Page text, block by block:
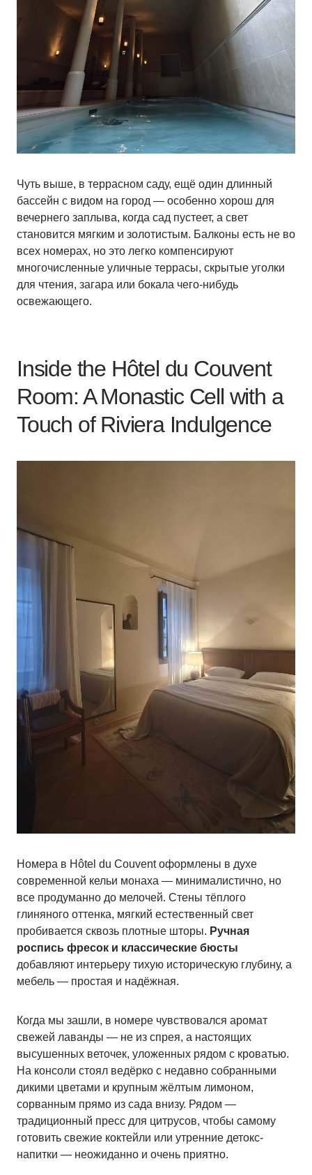
Чуть выше, в террасном саду, ещё один длинный
бассейн с видом на город — особенно хорош для
вечернего заплыва, когда сад пустеет, а свет
становится мягким и золотистым. Балконы есть не во
всех номерах, но это легко компенсируют
многочисленные уличные террасы, скрытые уголки
для чтения, загара или бокала чего-нибудь
освежающего.
Inside the Hôtel du Couvent
Room: A Monastic Cell with a
Touch of Riviera Indulgence
Номера в Hôtel du Couvent оформлены в духе
современной кельи монаха — минималистично, но
все продуманно до мелочей. Стены тёплого
глиняного оттенка, мягкий естественный свет
пробивается сквозь плотные шторы. Ручная
роспись фресок и классические бюсты
добавляют интерьеру тихую историческую глубину, а
мебель — простая и надёжная.
Когда мы зашли, в номере чувствовался аромат
свежей лаванды — не из спрея, а настоящих
высушенных веточек, уложенных рядом с кроватью.
На консоли стоял ведёрко с недавно собранными
дикими цветами и крупным жёлтым лимоном,
сорванным прямо из сада внизу. Рядом —
традиционный пресс для цитрусов, чтобы самому
готовить свежие коктейли или утренние детокс-
напитки — неожиданно и очень приятно.